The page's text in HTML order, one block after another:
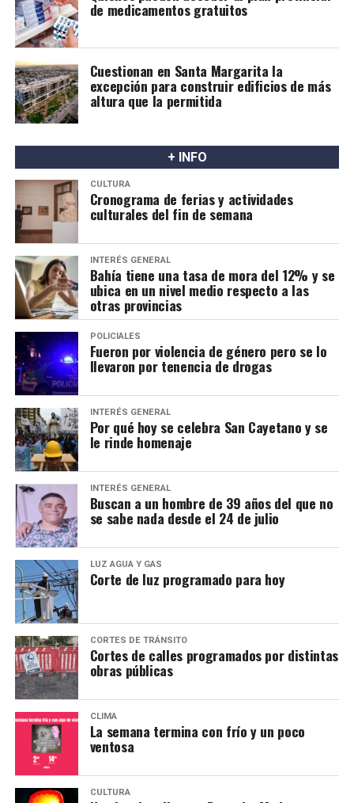
segura.
de medicamentos gratuitos
Cuestionan en Santa Margarita la
excepción para construir edificios de más
altura que la permitida
+ INFO
CULTURA
Cronograma de ferias y actividades
culturales del fin de semana
INTERÉS GENERAL
Bahía tiene una tasa de mora del 12% y se
ubica en un nivel medio respecto a las
otras provincias
POLICIALES
Fueron por violencia de género pero se lo
llevaron por tenencia de drogas
INTERÉS GENERAL
Por qué hoy se celebra San Cayetano y se
le rinde homenaje
INTERÉS GENERAL
Buscan a un hombre de 39 años del que no
se sabe nada desde el 24 de julio
LUZ AGUA Y GAS
Corte de luz programado para hoy
CORTES DE TRÁNSITO
Cortes de calles programados por distintas
obras públicas
CLIMA
La semana termina con frío y un poco
ventosa
CULTURA